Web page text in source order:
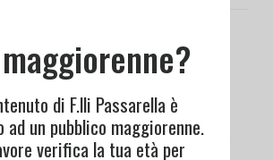
di F.lli Passarella è
un pubblico maggiorenne.
verifica la tua età per